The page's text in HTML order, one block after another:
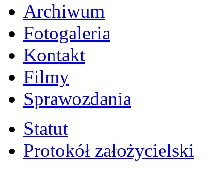
Archiwum
Fotogaleria
Kontakt
Filmy
Sprawozdania
Statut
Protokół założycielski